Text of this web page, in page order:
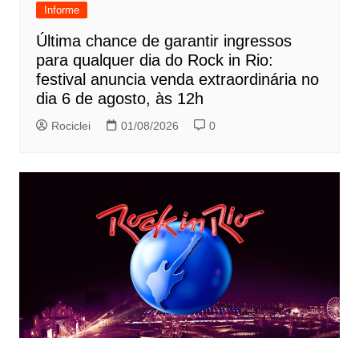
Informe
Última chance de garantir ingressos
para qualquer dia do Rock in Rio:
festival anuncia venda extraordinária no
dia 6 de agosto, às 12h
Rociclei 01/08/2026 0